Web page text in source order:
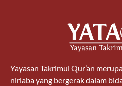
Yayasan Takrimul Qur’an
nirlaba yang bergerak dalam